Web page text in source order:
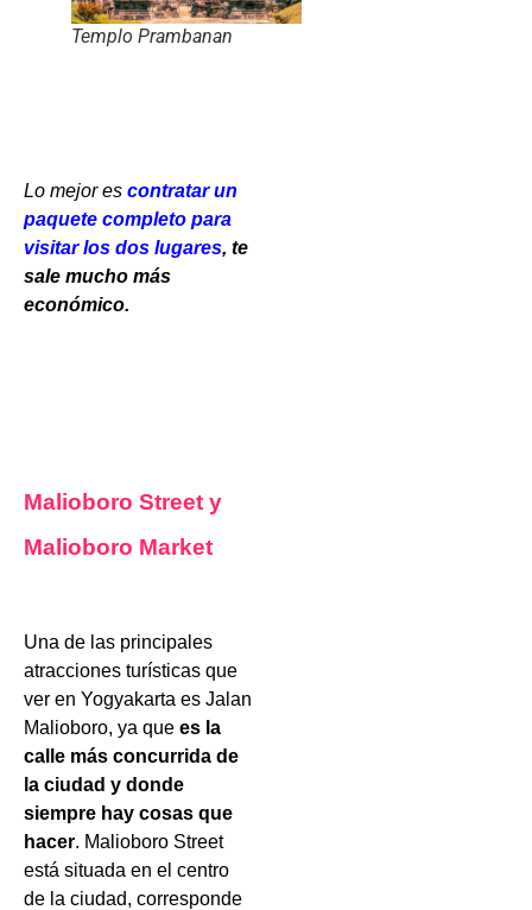
Templo Prambanan
Lo mejor es contratar un
paquete completo para
visitar los dos lugares, te
sale mucho más
económico.
Malioboro Street y
Malioboro Market
Una de las principales
atracciones turísticas que
ver en Yogyakarta es Jalan
Malioboro, ya que es la
calle más concurrida de
la ciudad y donde
siempre hay cosas que
hacer. Malioboro Street
está situada en el centro
de la ciudad, corresponde